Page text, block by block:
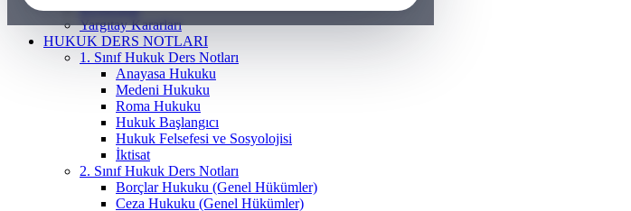
KOSGEB
Yargıtay Kararları
HUKUK DERS NOTLARI
1. Sınıf Hukuk Ders Notları
Anayasa Hukuku
Medeni Hukuku
Roma Hukuku
Hukuk Başlangıcı
Hukuk Felsefesi ve Sosyolojisi
İktisat
2. Sınıf Hukuk Ders Notları
Borçlar Hukuku (Genel Hükümler)
Ceza Hukuku (Genel Hükümler)